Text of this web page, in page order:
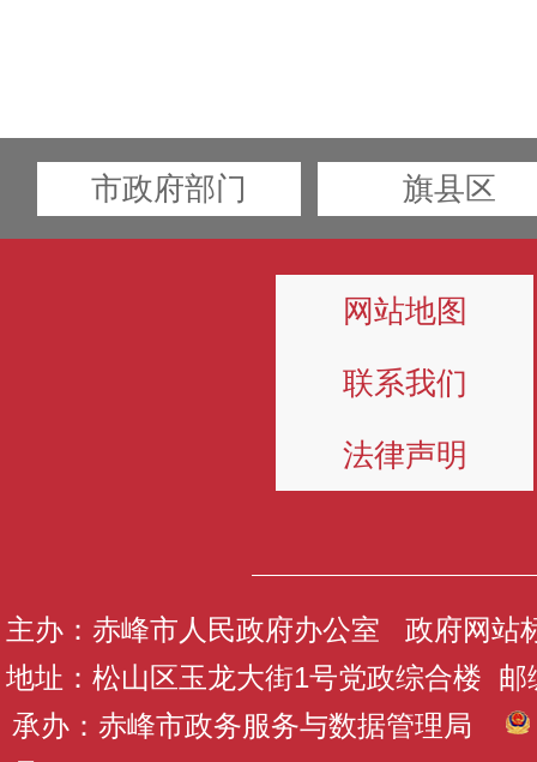
市政府部门 旗县区
网站地图
联系我们
法律声明
主办：赤峰市人民政府办公室 政府网站
地址：松山区玉龙大街1号党政综合楼 邮
承办：赤峰市政务服务与数据管理局